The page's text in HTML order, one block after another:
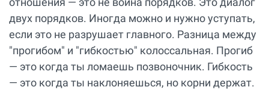
двух порядков. Иногда можно и нужно уступать,
если это не разрушает главного. Разница между
"прогибом" и "гибкостью" колоссальная. Прогиб
— это когда ты ломаешь позвоночник. Гибкость
— это когда ты наклоняешься, но корни держат.